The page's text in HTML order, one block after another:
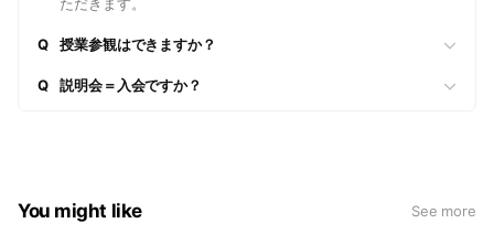
Q 授業参観はできますか？
Q 説明会＝入会ですか？
You might like See more